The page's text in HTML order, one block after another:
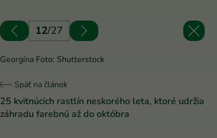
12/27
Georgína Foto: Shutterstock
Späť na článok
25 kvitnúcich rastlín neskorého leta, ktoré udržia
záhradu farebnú až do októbra